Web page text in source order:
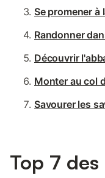
Se promener à
Randonner
Découvrir
Monter au col
Savourer les
Top 7